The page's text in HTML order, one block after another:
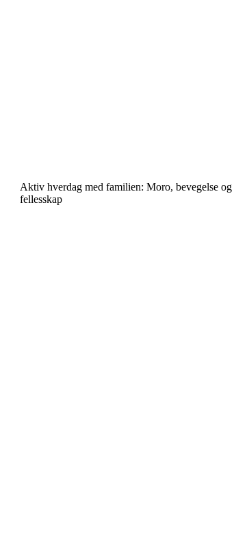
Aktiv hverdag med familien: Moro, bevegelse og
fellesskap